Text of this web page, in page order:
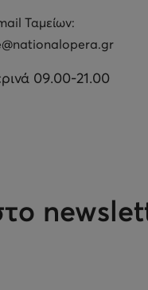
Ταμείων:
09.00-21.00